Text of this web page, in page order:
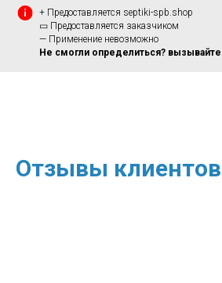
+ Предоставляется septiki-spb.shop
▭ Предоставляется заказчиком
— Применение невозможно
Не смогли определиться? вызывайте
Отзывы клиентов